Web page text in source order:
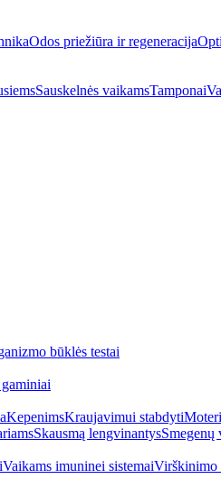
Odos priežiūra ir regeneracija
Sauskelnės vaikamsTamponai
būklės testai
KepenimsKraujavimui stabdyti
Skausmą lengvinantysSmegenų
Vaikams imuninei sistemaiVirškinimo